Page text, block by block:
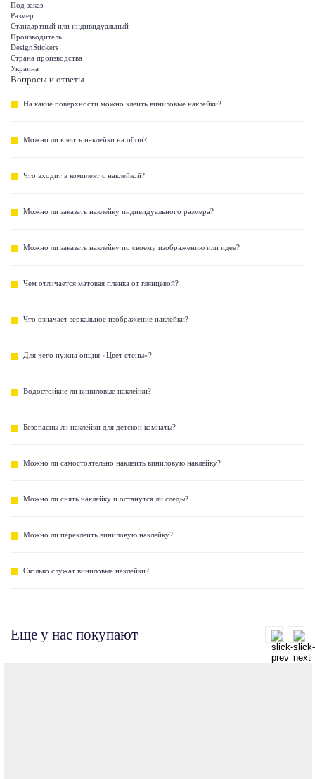
Под заказ
Размер
Стандартный или индивидуальный
Производитель
DesignStickers
Страна производства
Украина
Вопросы и ответы
На какие поверхности можно клеить виниловые наклейки?
Можно ли клеить наклейки на обои?
Что входит в комплект с наклейкой?
Можно ли заказать наклейку индивидуального размера?
Можно ли заказать наклейку по своему изображению или идее?
Чем отличается матовая пленка от глянцевой?
Что означает зеркальное изображение наклейки?
Для чего нужна опция «Цвет стены»?
Водостойкие ли виниловые наклейки?
Безопасны ли наклейки для детской комнаты?
Можно ли самостоятельно наклеить виниловую наклейку?
Можно ли снять наклейку и останутся ли следы?
Можно ли переклеить виниловую наклейку?
Сколько служат виниловые наклейки?
Еще у нас покупают